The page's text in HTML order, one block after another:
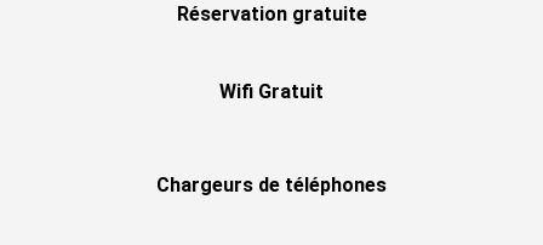
Réservation gratuite
Wifi Gratuit
Chargeurs de téléphones